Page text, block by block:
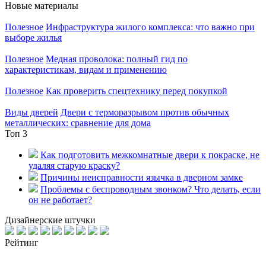
Новые материалы
Полезное Инфраструктура жилого комплекса: что важно при
выборе жилья
Полезное Медная проволока: полный гид по
характеристикам, видам и применению
Полезное Как проверить спецтехнику перед покупкой
Виды дверей Двери с терморазрывом против обычных
металлических: сравнение для дома
Топ 3
Как подготовить межкомнатные двери к покраске, не
удаляя старую краску?
Причины неисправности язычка в дверном замке
Проблемы с беспроводным звонком? Что делать, если
он не работает?
Дизайнерские штучки
Рейтинг